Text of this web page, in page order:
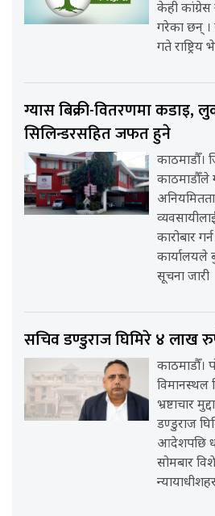
केही
गरेका छन्
गते राष्ट्रिय
ग्यास बिक्री-वितरणमा कडाइ,
सिलिन्डरसहित जफत हुने
काठमाडौँ।
काठमाडौँले
कारोबार
कार्यालयले
सूचना जारी
सचिव डण्डुराज घिमिरे ४ लाख
काठमाडौँ।
विमानस्थल
भ्रष्टाचार
डण्डुराज
आदेशपछि
सोमबार